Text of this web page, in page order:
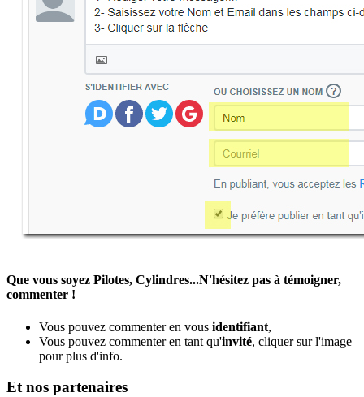
Que vous soyez Pilotes, Cylindres...N'hésitez pas à témoigner,
commenter !
Vous pouvez commenter en vous identifiant,
Vous pouvez commenter en tant qu'invité, cliquer sur l'image
pour plus d'info.
Et nos partenaires